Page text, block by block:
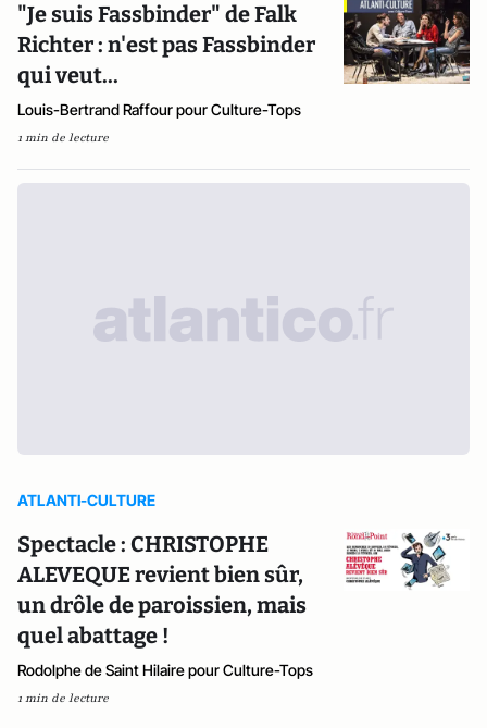
"Je suis Fassbinder" de Falk
Richter : n'est pas Fassbinder
qui veut...
Louis-Bertrand Raffour pour Culture-Tops
1 min de lecture
ATLANTI-CULTURE
Spectacle : CHRISTOPHE
ALEVEQUE revient bien sûr,
un drôle de paroissien, mais
quel abattage !
Rodolphe de Saint Hilaire pour Culture-Tops
1 min de lecture